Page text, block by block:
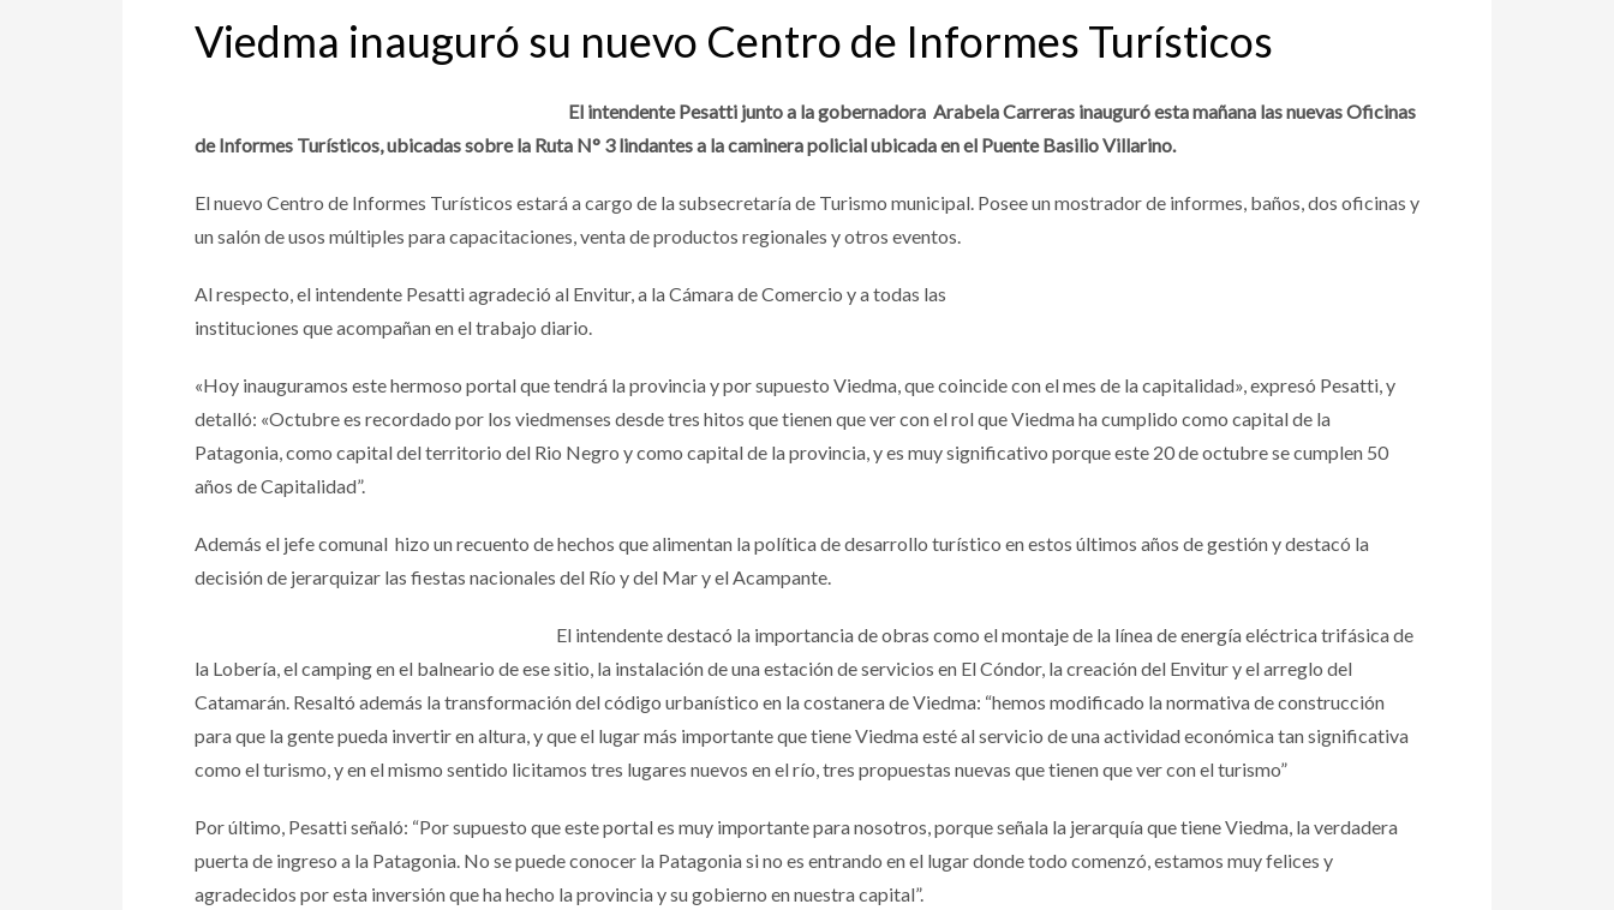
Viedma inauguró su nuevo Centro de Informes Turísticos
El intendente Pesatti junto a la gobernadora Arabela Carreras inauguró esta mañana las nuevas Oficinas
de Informes Turísticos, ubicadas sobre la Ruta N° 3 lindantes a la caminera policial ubicada en el Puente Basilio Villarino.
El nuevo Centro de Informes Turísticos estará a cargo de la subsecretaría de Turismo municipal. Posee un mostrador de informes, baños, dos oficinas y
un salón de usos múltiples para capacitaciones, venta de productos regionales y otros eventos.
Al respecto, el intendente Pesatti agradeció al Envitur, a la Cámara de Comercio y a todas las
instituciones que acompañan en el trabajo diario.
«Hoy inauguramos este hermoso portal que tendrá la provincia y por supuesto Viedma, que coincide con el mes de la capitalidad», expresó Pesatti, y
detalló: «Octubre es recordado por los viedmenses desde tres hitos que tienen que ver con el rol que Viedma ha cumplido como capital de la
Patagonia, como capital del territorio del Rio Negro y como capital de la provincia, y es muy significativo porque este 20 de octubre se cumplen 50
años de Capitalidad”.
Además el jefe comunal hizo un recuento de hechos que alimentan la política de desarrollo turístico en estos últimos años de gestión y destacó la
decisión de jerarquizar las fiestas nacionales del Río y del Mar y el Acampante.
El intendente destacó la importancia de obras como el montaje de la línea de energía eléctrica trifásica de
la Lobería, el camping en el balneario de ese sitio, la instalación de una estación de servicios en El Cóndor, la creación del Envitur y el arreglo del
Catamarán. Resaltó además la transformación del código urbanístico en la costanera de Viedma: “hemos modificado la normativa de construcción
para que la gente pueda invertir en altura, y que el lugar más importante que tiene Viedma esté al servicio de una actividad económica tan significativa
como el turismo, y en el mismo sentido licitamos tres lugares nuevos en el río, tres propuestas nuevas que tienen que ver con el turismo”
Por último, Pesatti señaló: “Por supuesto que este portal es muy importante para nosotros, porque señala la jerarquía que tiene Viedma, la verdadera
puerta de ingreso a la Patagonia. No se puede conocer la Patagonia si no es entrando en el lugar donde todo comenzó, estamos muy felices y
agradecidos por esta inversión que ha hecho la provincia y su gobierno en nuestra capital”.